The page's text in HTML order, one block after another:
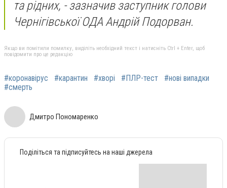
та рідних, - зазначив заступник голови
Чернігівської ОДА Андрій Подорван.
Якщо ви помітили помилку, виділіть необхідний текст і натисніть Ctrl + Enter, щоб
повідомити про це редакцію
#коронавірус #карантин #хворі #ПЛР-тест
#нові випадки
#смерть
Дмитро Пономаренко
Поділіться та підписуйтесь на наші джерела